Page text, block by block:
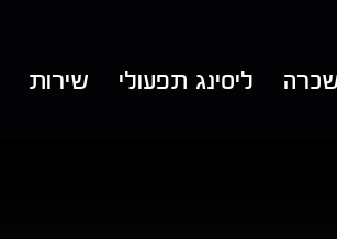
ליסינג תפעולי שירות